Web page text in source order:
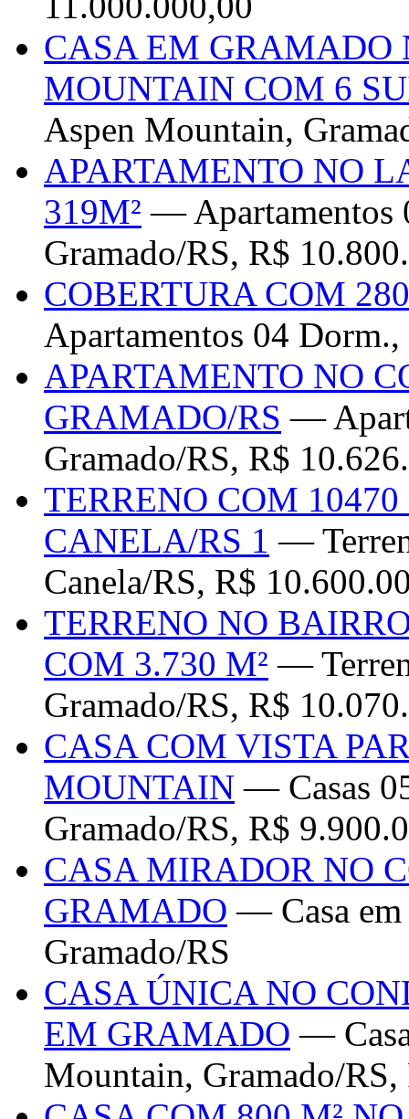
CASA EM GRAMADO
MOUNTAIN COM 6
Aspen Mountain,
APARTAMENTO NO
319M² — Apartamentos
Gramado/RS, R$
COBERTURA COM
Apartamentos 04
APARTAMENTO NO
GRAMADO/RS —
Gramado/RS, R$
TERRENO COM
CANELA/RS 1 —
Canela/RS, R$
TERRENO NO
COM 3.730 M² —
Gramado/RS, R$
CASA COM VISTA
MOUNTAIN — Casas
Gramado/RS, R$
CASA MIRADOR NO
GRAMADO — Casa
Gramado/RS
CASA ÚNICA NO
EM GRAMADO —
Mountain, Gramado/